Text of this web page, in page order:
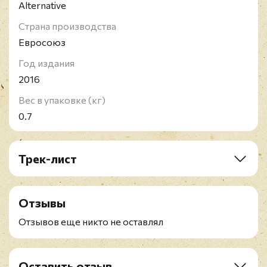
Alternative
Страна производства
Евросоюз
Год издания
2016
Вес в упаковке (кг)
0.7
Трек-лист
LP1
A2. Stripsearch
A3. Last Cup of Sorrow
A4. Naked in Front of the Computer
A5. Helpless
A6. Mouth to Mouth
Отзывы
Отзывов еще никто не оставлял